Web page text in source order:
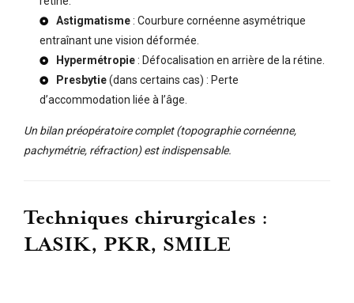
Astigmatisme: Courbure cornéenne asymétrique
entraînant une vision déformée.
Hypermétropie: Défocalisation en arrière de la rétine.
Presbytie(dans certains cas) : Perte
d’accommodation liée à l’âge.
Un bilan préopératoire complet (topographie cornéenne,
pachymétrie, réfraction) est indispensable.
Techniques chirurgicales :
LASIK, PKR, SMILE